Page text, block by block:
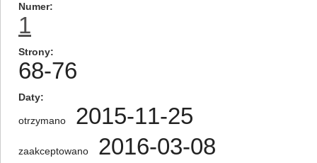
Numer
1
Strony
68-76
Daty
otrzymano 2015-11-25
zaakceptowano 2016-03-08